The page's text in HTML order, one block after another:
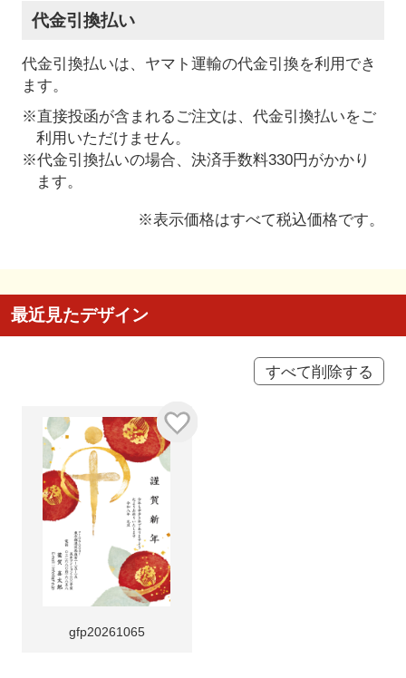
代金引換払い
代金引換払いは、ヤマト運輸の代金引換を利用でき
ます。
※直接投函が含まれるご注文は、代金引換払いをご
利用いただけません。
※代金引換払いの場合、決済手数料330円がかかり
ます。
※表示価格はすべて税込価格です。
最近見たデザイン
すべて削除する
gfp20261065